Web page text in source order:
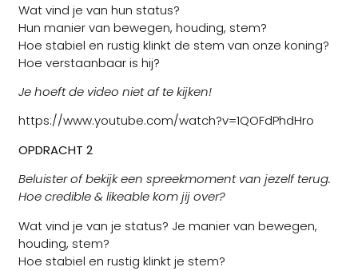
Wat vind je van hun status?
Hun manier van bewegen, houding, stem?
Hoe stabiel en rustig klinkt de stem van onze koning?
Hoe verstaanbaar is hij?
Je hoeft de video niet af te kijken!
https://www.youtube.com/watch?v=1QOFdPhdHro
OPDRACHT 2
Beluister of bekijk een spreekmoment van jezelf terug.
Hoe credible & likeable kom jij over?
Wat vind je van je status? Je manier van bewegen,
houding, stem?
Hoe stabiel en rustig klinkt je stem?